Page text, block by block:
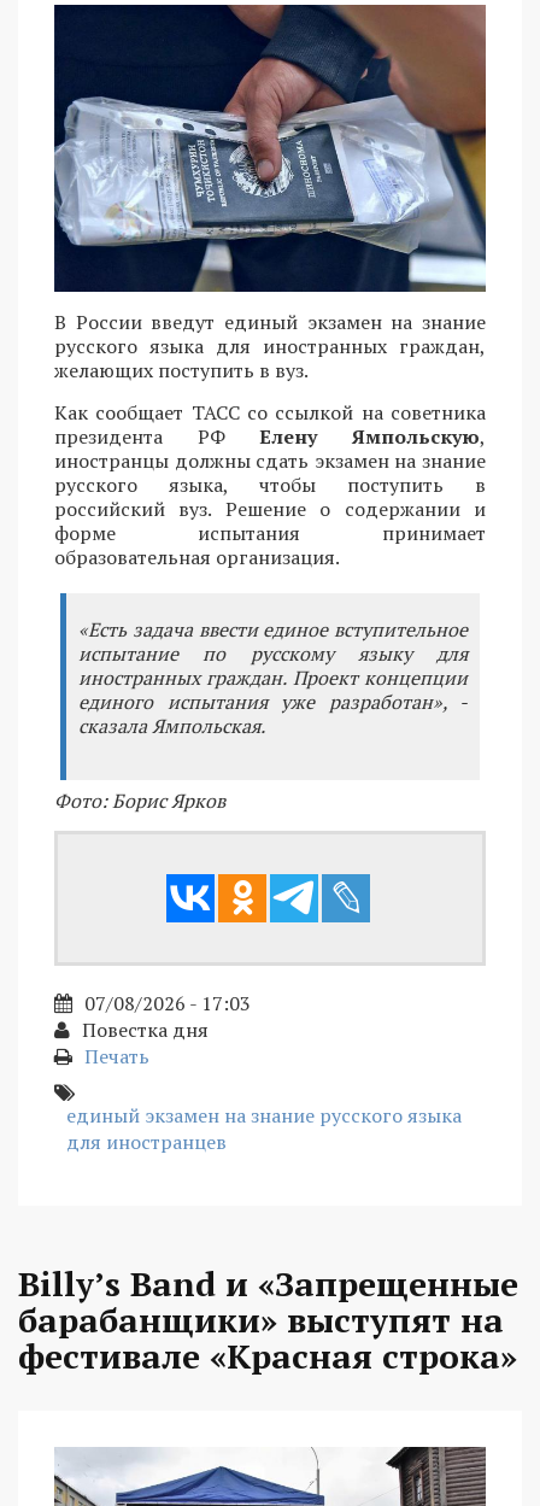
В России введут единый экзамен на знание
русского языка для иностранных граждан,
желающих поступить в вуз.
Как сообщает ТАСС со ссылкой на советника
президента РФЕлену Ямпольскую,
иностранцы должны сдать экзамен на знание
русского языка, чтобы поступить в
российский вуз. Решение о содержании и
форме испытания принимает
образовательная организация.
«Есть задача ввести единое вступительное
испытание по русскому языку для
иностранных граждан. Проект концепции
единого испытания уже разработан», -
сказала Ямпольская.
Фото: Борис Ярков
07/08/2026 - 17:03
Повестка дня
Печать
единый экзамен на знание русского языка
для иностранцев
Billy’s Band и «Запрещенные
барабанщики» выступят на
фестивале «Красная строка»